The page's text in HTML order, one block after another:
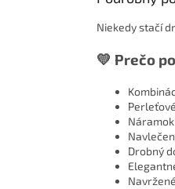
Niekedy stačí
💛 Prečo
Drobný